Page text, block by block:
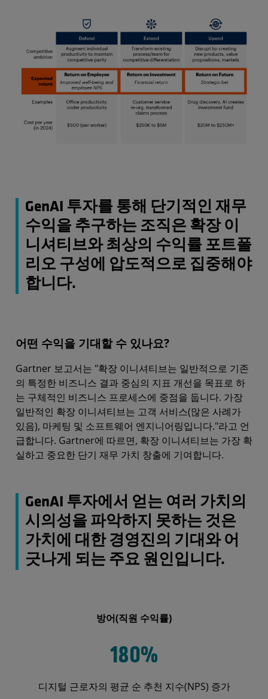
GenAI 투자를 통해 단기적인 재무
수익을 추구하는 조직은 확장 이
니셔티브와 최상의 수익률 포트폴
리오 구성에 압도적으로 집중해야
합니다.
어떤 수익을 기대할 수 있나요?
Gartner 보고서는 "확장 이니셔티브는 일반적으로 기존
의 특정한 비즈니스 결과 중심의 지표 개선을 목표로 하
는 구체적인 비즈니스 프로세스에 중점을 둡니다. 가장
일반적인 확장 이니셔티브는 고객 서비스(많은 사례가
있음), 마케팅 및 소프트웨어 엔지니어링입니다."라고 언
급합니다. Gartner에 따르면, 확장 이니셔티브는 가장 확
실하고 중요한 단기 재무 가치 창출에 기여합니다.
GenAI 투자에서 얻는 여러 가치의
시의성을 파악하지 못하는 것은
가치에 대한 경영진의 기대와 어
긋나게 되는 주요 원인입니다.
방어(직원 수익률)
180%
디지털 근로자의 평균 순 추천 지수(NPS) 증가